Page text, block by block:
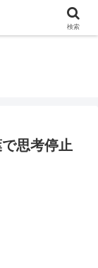
ょに歩いてゆけるっ
思考停止
検索